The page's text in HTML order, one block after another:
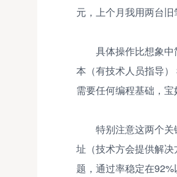
元，上个月我用两台旧
具体操作比想象
本（有技术人员指导
需要任何编程基础，
特别注意这两个
址（技术方会提供解
题，通过率稳定在92%